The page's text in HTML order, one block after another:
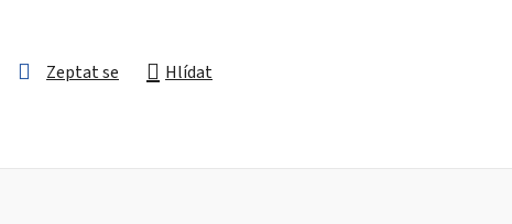
Zeptat se Hlídat